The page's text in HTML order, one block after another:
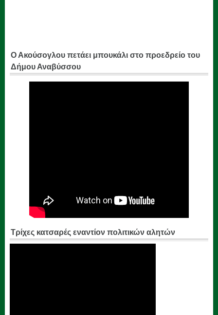
Ο Ακούσογλου πετάει μπουκάλι στο προεδρείο του
Δήμου Αναβύσσου
Τρίχες κατσαρές εναντίον πολιτικών αλητών